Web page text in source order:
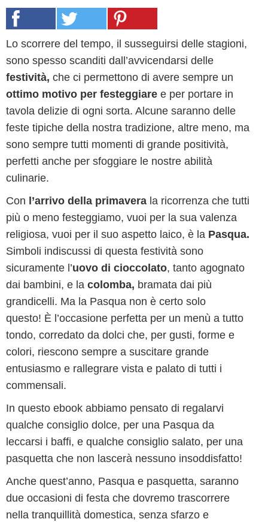
Lo scorrere del tempo, il susseguirsi delle stagioni,
sono spesso scanditi dall’avvicendarsi delle
festività, che ci permettono di avere sempre un
ottimo motivo per festeggiare e per portare in
tavola delizie di ogni sorta. Alcune saranno delle
feste tipiche della nostra tradizione, altre meno, ma
sono sempre tutti momenti di grande positività,
perfetti anche per sfoggiare le nostre abilità
culinarie.
Con l’arrivo della primavera la ricorrenza che tutti
più o meno festeggiamo, vuoi per la sua valenza
religiosa, vuoi per il suo aspetto laico, è la Pasqua.
Simboli indiscussi di questa festività sono
sicuramente l’uovo di cioccolato, tanto agognato
dai bambini, e la colomba, bramata dai più
grandicelli. Ma la Pasqua non è certo solo
questo! È l’occasione perfetta per un menù a tutto
tondo, corredato da dolci che, per gusti, forme e
colori, riescono sempre a suscitare grande
entusiasmo e rallegrare vista e palato di tutti i
commensali.
In questo ebook abbiamo pensato di regalarvi
qualche consiglio dolce, per una Pasqua da
leccarsi i baffi, e qualche consiglio salato, per una
pasquetta che non lascerà nessuno insoddisfatto!
Anche quest’anno, Pasqua e pasquetta, saranno
due occasioni di festa che dovremo trascorrere
nella tranquillità domestica, senza sfarzo e